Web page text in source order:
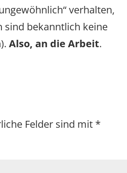
verhalten,
sind bekanntlich keine
Also, an die Arbeit.
Felder sind mit *